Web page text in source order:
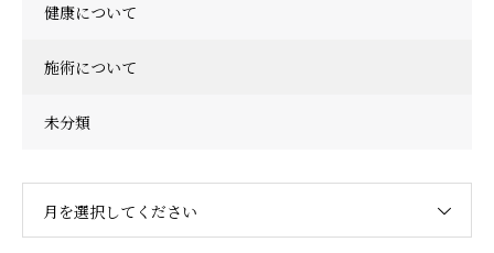
健康について
施術について
未分類
月を選択してください